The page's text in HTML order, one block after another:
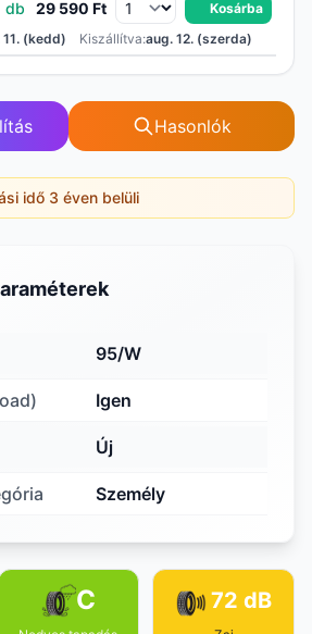
db 29 590 Ft
Kosárba
11. (kedd) Kiszállítva:aug. 12. (szerda)
Hasonlók
idő 3 éven belüli
95/W
Igen
Új
Személy
C 72 dB